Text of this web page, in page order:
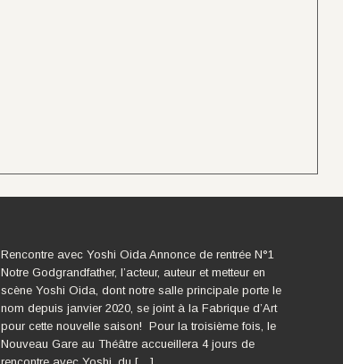
Rencontre avec Yoshi Oida Annonce de rentrée N°1
Notre Godgrandfather, l’acteur, auteur et metteur en
scène Yoshi Oida, dont notre salle principale porte le
nom depuis janvier 2020, se joint à la Fabrique d’Art
pour cette nouvelle saison! Pour la troisième fois, le
Nouveau Gare au Théâtre accueillera 4 jours de